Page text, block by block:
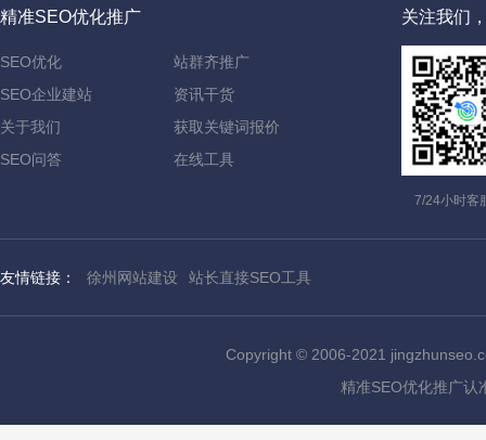
精准SEO优化推广
SEO优化
站群齐推广
SEO企业建站
资讯干货
关于我们
获取关键词报价
SEO问答
在线工具
关注我们
7/24小时客
友情链接： 徐州网站建设 站长直接SEO工具
Copyright © 2006-2021
精准SEO优化推广认